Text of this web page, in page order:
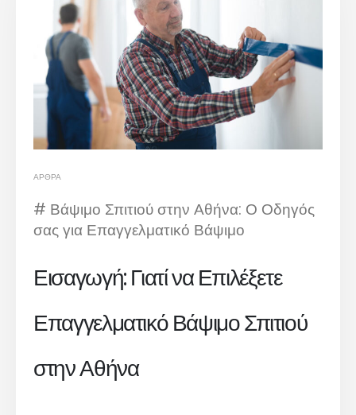
ΆΡΘΡΑ
# Βάψιμο Σπιτιού στην Αθήνα: Ο Οδηγός
σας για Επαγγελματικό Βάψιμο
Εισαγωγή: Γιατί να Επιλέξετε
Επαγγελματικό Βάψιμο Σπιτιού
στην Αθήνα